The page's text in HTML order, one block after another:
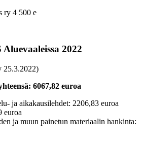
ry 4 500 e
2022
25.3.2022)
6067,82 euroa
ja aikakausilehdet: 2206,83 euroa
euroa
ja muun painetun materiaalin hankinta: